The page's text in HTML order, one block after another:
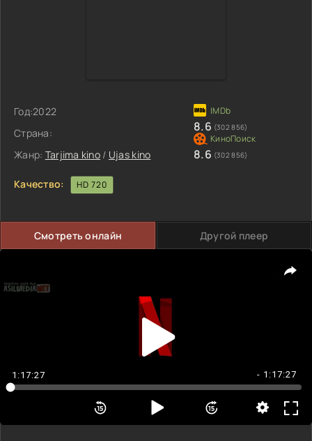
Год:2022
Страна:
Жанр: Tarjima kino / Ujas kino
8.6 (302 856)
8.6 (302 856)
Качество: HD 720
Смотреть онлайн Другой плеер
1:17:27 - 1:17:27